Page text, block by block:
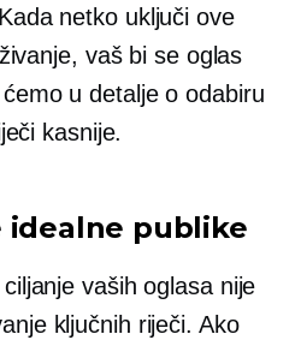
netko uključi ove
vaš bi se oglas
u detalje o odabiru
kasnije.
idealne publike
vaših oglasa nije
ključnih riječi. Ako